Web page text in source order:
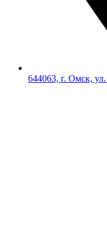
644063, г. Омск, ул.